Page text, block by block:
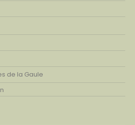
de la Gaule